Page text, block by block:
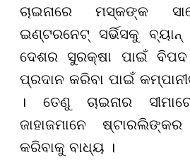
ଚାଇନାରେ ମସ୍କଙ୍କ
ଇଣ୍ଟରନେଟ୍ ସର୍ଭିସକୁ ବ୍ୟାନ୍
ଦେଶର ସୁରକ୍ଷା ପାଇଁ ବିପଦ
ପ୍ରଦାନ କରିବା ପାଇଁ
। ତେଣୁ ଚାଇନାର
ଜାହାଜମାନେ
କରିବାକୁ ବାଧ୍ୟ ।